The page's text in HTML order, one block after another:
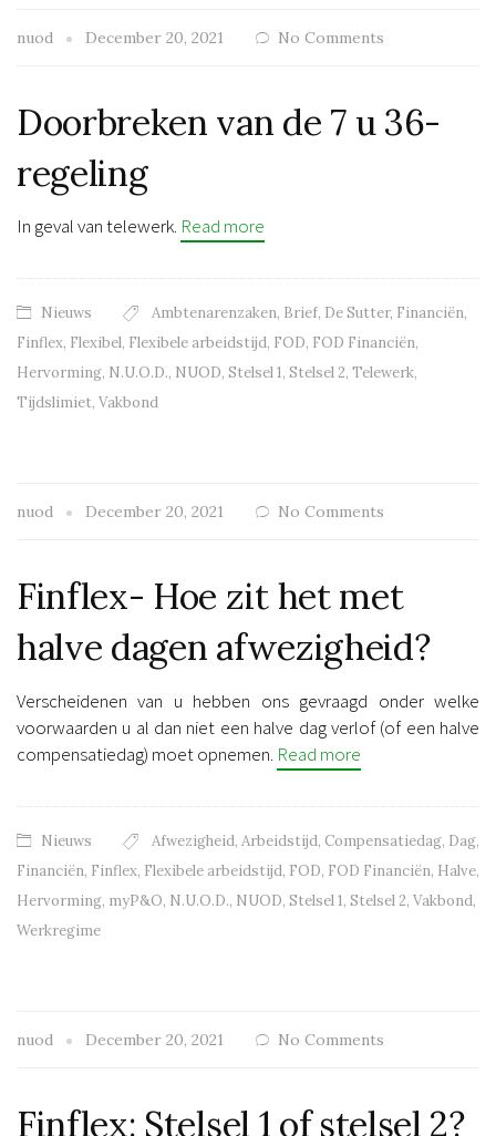
nuod December 20, 2021 No Comments
Doorbreken van de 7 u 36-
regeling
In geval van telewerk. Read more
Nieuws Ambtenarenzaken, Brief, De Sutter, Financiën,
Finflex, Flexibel, Flexibele arbeidstijd, FOD, FOD Financiën,
Hervorming, N.U.O.D., NUOD, Stelsel 1, Stelsel 2, Telewerk,
Tijdslimiet, Vakbond
nuod December 20, 2021 No Comments
Finflex- Hoe zit het met
halve dagen afwezigheid?
Verscheidenen van u hebben ons gevraagd onder welke
voorwaarden u al dan niet een halve dag verlof (of een halve
compensatiedag) moet opnemen. Read more
Nieuws Afwezigheid, Arbeidstijd, Compensatiedag, Dag,
Financiën, Finflex, Flexibele arbeidstijd, FOD, FOD Financiën, Halve,
Hervorming, myP&O, N.U.O.D., NUOD, Stelsel 1, Stelsel 2, Vakbond,
Werkregime
nuod December 20, 2021 No Comments
Finflex: Stelsel 1 of stelsel 2?